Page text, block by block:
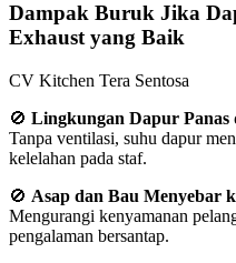
Dampak Buruk Jika
Exhaust yang Baik
CV Kitchen Tera Sentosa
🚫 Lingkungan Dapur Panas
Tanpa ventilasi, suhu dapur
kelelahan pada staf.
🚫 Asap dan Bau Menyebar
Mengurangi kenyamanan
pengalaman bersantap.